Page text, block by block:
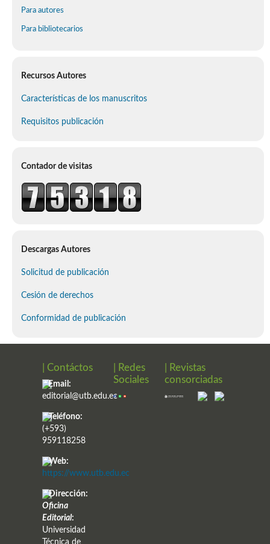
Para autores
Para bibliotecarios
Recursos Autores
Características de los manuscritos
Requisitos publicación
Contador de visitas
Descargas Autores
Solicitud de publicación
Cesión de derechos
Conformidad de publicación
| Contáctos
Email:
editorial@utb.edu.ec
Teléfono:
(+593)
959118258
Web:
https://www.utb.edu.ec
Dirección:
Oficina
Editorial:
Universidad
Técnica de
| Redes
Sociales
| Revistas
consorciadas